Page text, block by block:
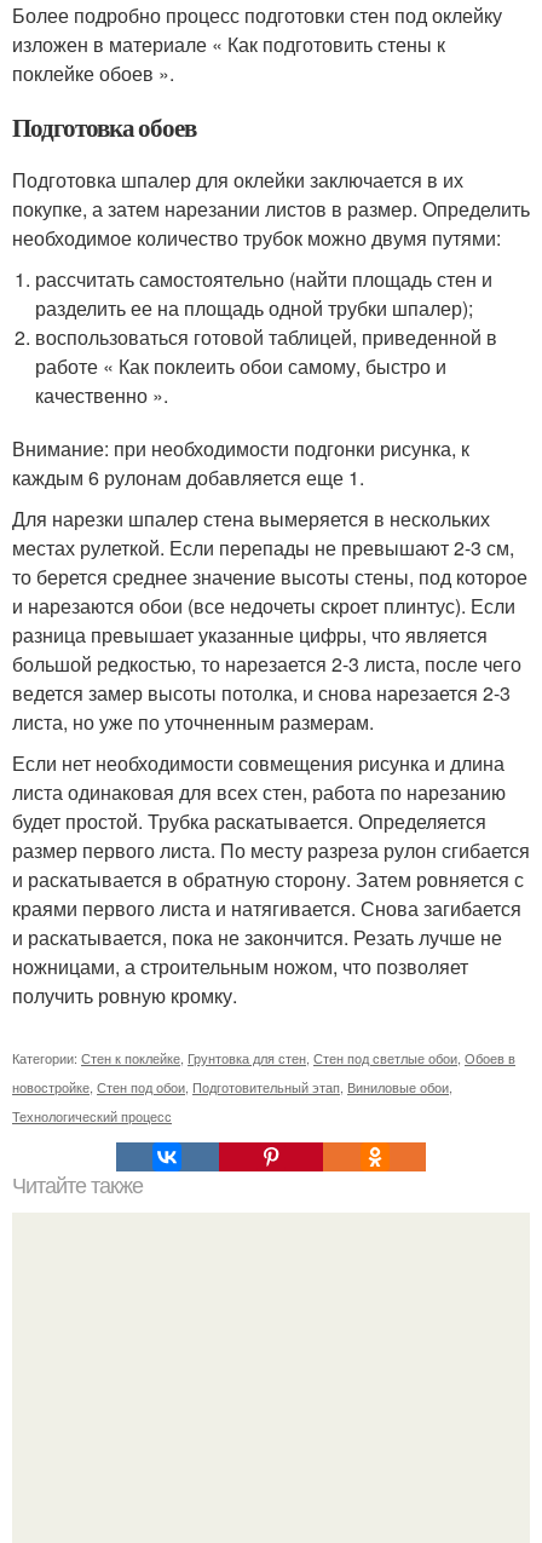
Более подробно процесс подготовки стен под оклейку
изложен в материале « Как подготовить стены к
поклейке обоев ».
Подготовка обоев
Подготовка шпалер для оклейки заключается в их
покупке, а затем нарезании листов в размер. Определить
необходимое количество трубок можно двумя путями:
рассчитать самостоятельно (найти площадь стен и
разделить ее на площадь одной трубки шпалер);
воспользоваться готовой таблицей, приведенной в
работе « Как поклеить обои самому, быстро и
качественно ».
Внимание: при необходимости подгонки рисунка, к
каждым 6 рулонам добавляется еще 1.
Для нарезки шпалер стена вымеряется в нескольких
местах рулеткой. Если перепады не превышают 2-3 см,
то берется среднее значение высоты стены, под которое
и нарезаются обои (все недочеты скроет плинтус). Если
разница превышает указанные цифры, что является
большой редкостью, то нарезается 2-3 листа, после чего
ведется замер высоты потолка, и снова нарезается 2-3
листа, но уже по уточненным размерам.
Если нет необходимости совмещения рисунка и длина
листа одинаковая для всех стен, работа по нарезанию
будет простой. Трубка раскатывается. Определяется
размер первого листа. По месту разреза рулон сгибается
и раскатывается в обратную сторону. Затем ровняется с
краями первого листа и натягивается. Снова загибается
и раскатывается, пока не закончится. Резать лучше не
ножницами, а строительным ножом, что позволяет
получить ровную кромку.
Категории: Стен к поклейке, Грунтовка для стен, Стен под светлые обои, Обоев в
новостройке, Стен под обои, Подготовительный этап, Виниловые обои,
Технологический процесс
Читайте также